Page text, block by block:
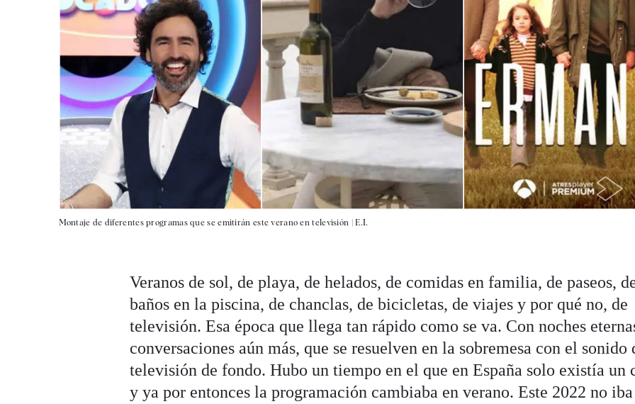
Montaje de diferentes programas que se emitirán este verano en televisión |E.I.
Veranos de sol, de playa, de helados, de comidas en familia, de paseos,
baños en la piscina, de chanclas, de bicicletas, de viajes y por qué no, de
televisión. Esa época que llega tan rápido como se va. Con noches
conversaciones aún más, que se resuelven en la sobremesa con el sonido
televisión de fondo. Hubo un tiempo en el que en España solo existía un
y ya por entonces la programación cambiaba en verano. Este 2022 no iba